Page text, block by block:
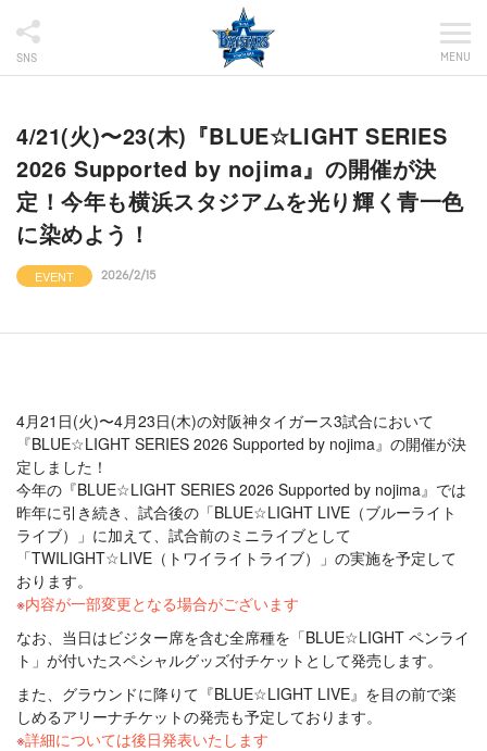
SNS MENU
4/21(火)〜23(木)『BLUE☆LIGHT SERIES
2026 Supported by nojima』の開催が決
定！今年も横浜スタジアムを光り輝く青一色
に染めよう！
EVENT 2026/2/15
4月21日(火)〜4月23日(木)の対阪神タイガース3試合において
『BLUE☆LIGHT SERIES 2026 Supported by nojima』の開催が決
定しました！
今年の『BLUE☆LIGHT SERIES 2026 Supported by nojima』では
昨年に引き続き、試合後の「BLUE☆LIGHT LIVE（ブルーライト
ライブ）」に加えて、試合前のミニライブとして
「TWILIGHT☆LIVE（トワイライトライブ）」の実施を予定して
おります。
内容が一部変更となる場合がございます
なお、当日はビジター席を含む全席種を「BLUE☆LIGHT ペンライ
ト」が付いたスペシャルグッズ付チケットとして発売します。
また、グラウンドに降りて『BLUE☆LIGHT LIVE』を目の前で楽
しめるアリーナチケットの発売も予定しております。
詳細については後日発表いたします